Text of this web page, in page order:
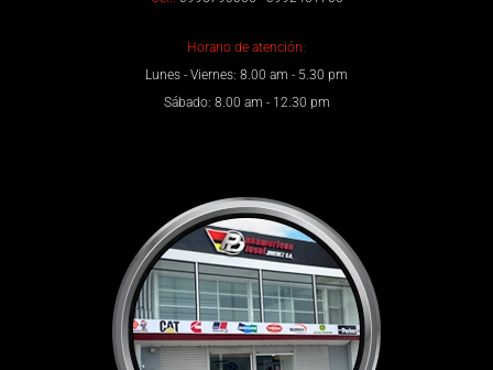
Horario de atención:
Lunes - Viernes: 8.00 am - 5.30 pm
Sábado: 8.00 am - 12.30 pm